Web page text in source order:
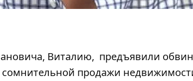
Виталию, предъявили
сомнительной продажи